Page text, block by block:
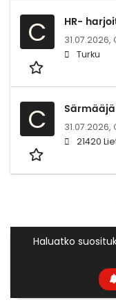
C HR-
31.07.2026,
Turku
C 31.07.2026,
21420
Haluatko